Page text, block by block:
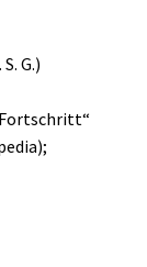
G.)